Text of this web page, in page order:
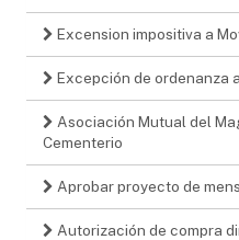
Excension impositiva a
Excepción de ordenanza a
Asociación Mutual del
Cementerio
Aprobar proyecto de
Autorización de compra